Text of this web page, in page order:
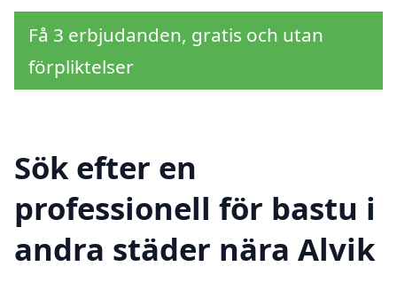
Få 3 erbjudanden, gratis och utan
förpliktelser
Sök efter en
professionell för bastu i
andra städer nära Alvik